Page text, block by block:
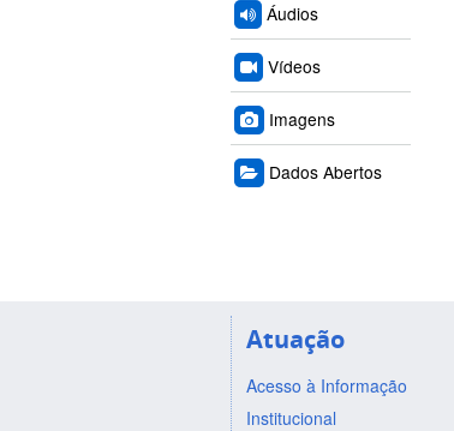
Áudios
Vídeos
Imagens
Dados Abertos
Atuação
Acesso à Informação
Institucional